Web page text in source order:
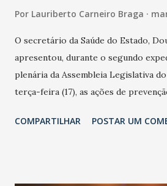
Por Lauriberto Carneiro Braga
O secretário da Saúde do Estado,
apresentou, durante o segundo
plenária da Assembleia Legislativa
terça-feira (17), as ações de
adotadas pelo Governo do Estado na
COMPARTILHAR POSTAR UM